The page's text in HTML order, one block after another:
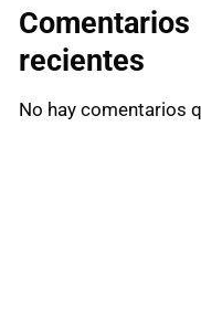
Comentarios
recientes
No hay comentarios